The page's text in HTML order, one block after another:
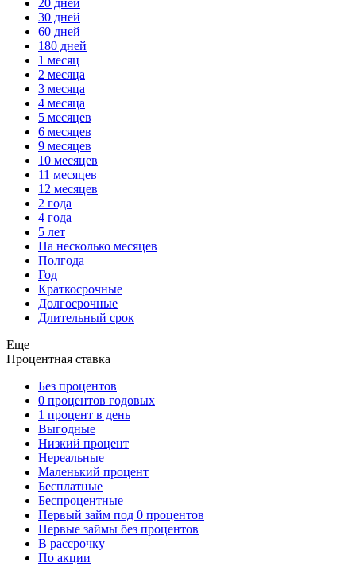
20 дней
30 дней
60 дней
180 дней
1 месяц
2 месяца
3 месяца
4 месяца
5 месяцев
6 месяцев
9 месяцев
10 месяцев
11 месяцев
12 месяцев
2 года
4 года
5 лет
На несколько месяцев
Полгода
Год
Краткосрочные
Долгосрочные
Длительный срок
Еще
Процентная ставка
Без процентов
0 процентов годовых
1 процент в день
Выгодные
Низкий процент
Нереальные
Маленький процент
Бесплатные
Беспроцентные
Первый займ под 0 процентов
Первые займы без процентов
В рассрочку
По акции